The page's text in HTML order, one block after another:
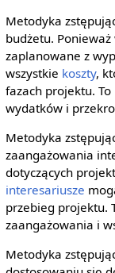
Metodyka
budżetu.
zaplanowane z
wszystkie koszty,
fazach projektu.
wydatków i
Metodyka
zaangażowania
dotyczących
interesariusze
przebieg projektu.
zaangażowania i
Metodyka